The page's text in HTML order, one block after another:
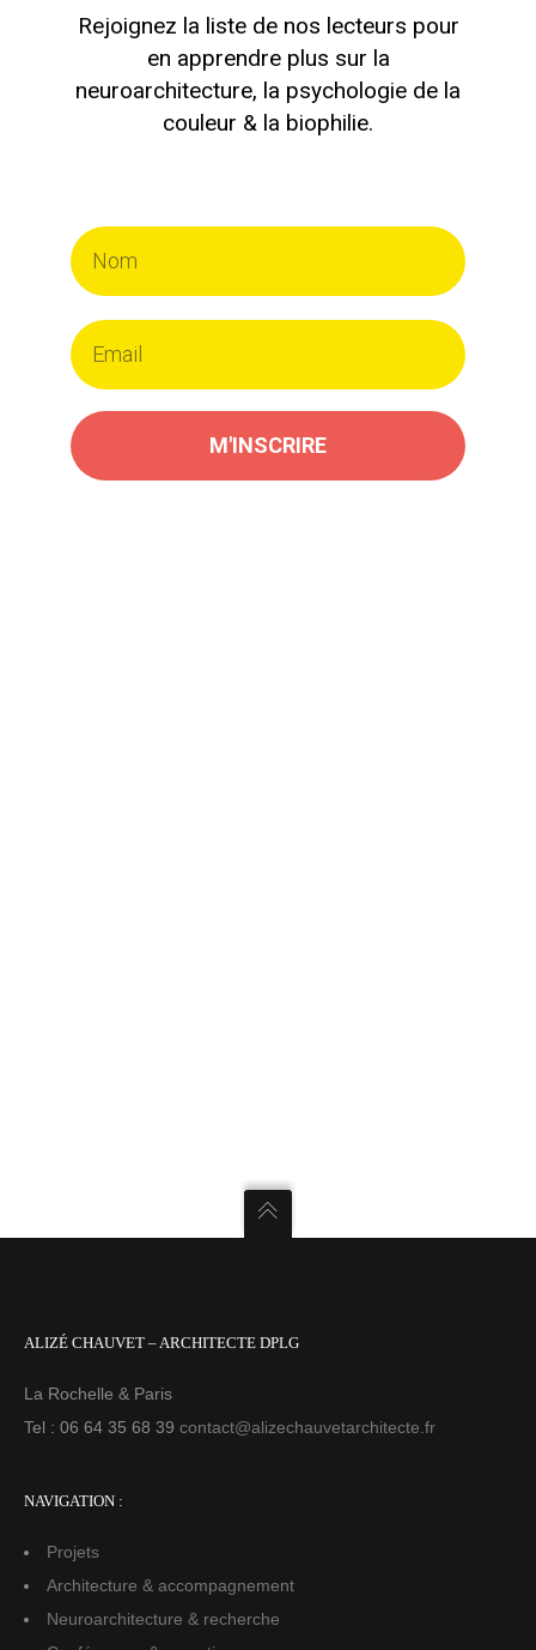
Rejoignez la liste de nos lecteurs pour
en apprendre plus sur la
neuroarchitecture, la psychologie de la
couleur & la biophilie.
M'INSCRIRE
ALIZÉ CHAUVET – ARCHITECTE DPLG
La Rochelle & Paris
Tel : 06 64 35 68 39 contact@alizechauvetarchitecte.fr
NAVIGATION :
Projets
Architecture & accompagnement
Neuroarchitecture & recherche